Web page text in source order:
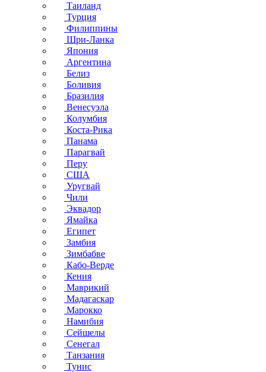
Таиланд
Турция
Филиппины
Шри-Ланка
Япония
Аргентина
Белиз
Боливия
Бразилия
Венесуэла
Колумбия
Коста-Рика
Панама
Парагвай
Перу
США
Уругвай
Чили
Эквадор
Ямайка
Египет
Замбия
Зимбабве
Кабо-Верде
Кения
Маврикий
Мадагаскар
Марокко
Намибия
Сейшелы
Сенегал
Танзания
Тунис